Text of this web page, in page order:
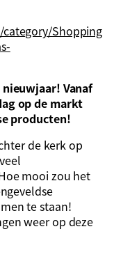
Shopping
Vanaf
op de markt
producten!
de kerk op
mooi zou het
te staan!
weer op deze